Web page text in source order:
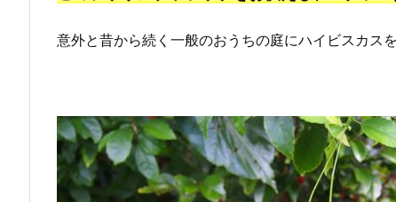
意外と昔から続く一般のおうちの庭にハイビスカス